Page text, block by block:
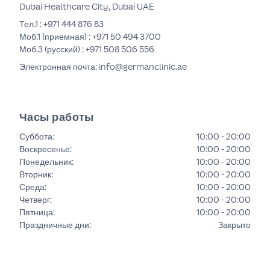
Dubai Healthcare City, Dubai UAE
Тел.1 :+971 444 876 83
Моб.1 (приемная) :+971 50 494 3700
Моб.3 (русский) :+971 508 506 556
Электронная почта: info@germanclinic.ae
Часы работы
Суббота:
10:00 - 20:00
Воскресенье:
10:00 - 20:00
Понедельник:
10:00 - 20:00
Вторник:
10:00 - 20:00
Среда:
10:00 - 20:00
Четверг:
10:00 - 20:00
Пятница:
10:00 - 20:00
Праздничные дни: Закрыто